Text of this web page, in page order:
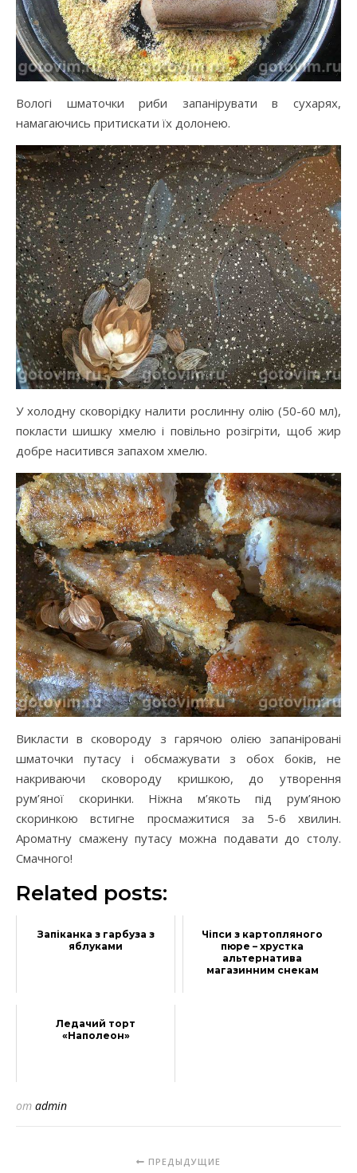
Вологі шматочки риби запанірувати в сухарях,
намагаючись притискати їх долонею.
У холодну сковорідку налити рослинну олію (50-60 мл),
покласти шишку хмелю і повільно розігріти, щоб жир
добре наситився запахом хмелю.
Викласти в сковороду з гарячою олією запаніровані
шматочки путасу і обсмажувати з обох боків, не
накриваючи сковороду кришкою, до утворення
рум’яної скоринки. Ніжна м’якоть під рум’яною
скоринкою встигне просмажитися за 5-6 хвилин.
Ароматну смажену путасу можна подавати до столу.
Смачного!
Related posts:
Запіканка з гарбуза з
яблуками
Чіпси з картопляного
пюре – хрустка
альтернатива
магазинним снекам
Ледачий торт
«Наполеон»
от admin
ПРЕДЫДУЩИЕ